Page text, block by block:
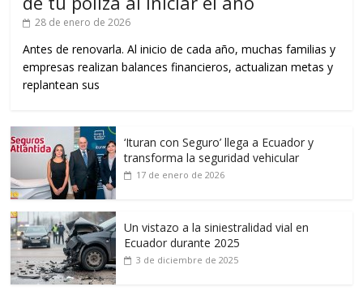
28 de enero de 2026
Antes de renovarla. Al inicio de cada año, muchas familias y
empresas realizan balances financieros, actualizan metas y
replantean sus
‘Ituran con Seguro’ llega a Ecuador y
transforma la seguridad vehicular
17 de enero de 2026
Un vistazo a la siniestralidad vial en
Ecuador durante 2025
3 de diciembre de 2025